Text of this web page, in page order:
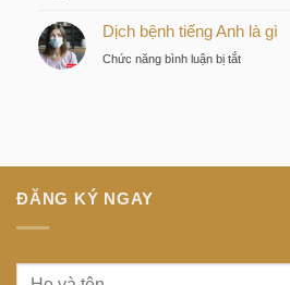
tư
dịch
Dịch bệnh tiếng Anh là gì
Chức năng bình luận bị tắtở
là
ĐĂNG KÝ NGAY